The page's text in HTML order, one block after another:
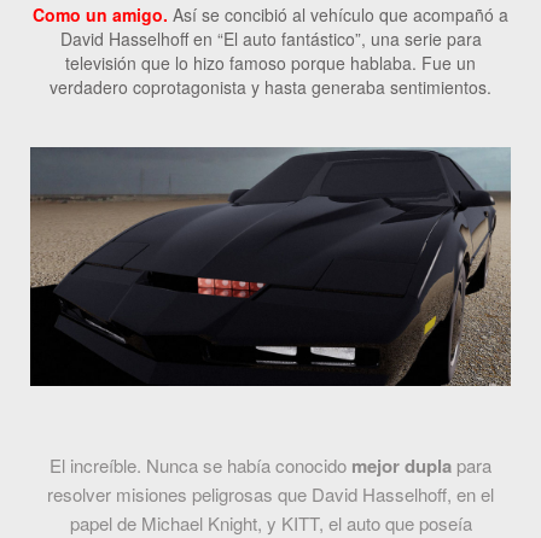
Como un amigo. Así se concibió al vehículo que acompañó a
David Hasselhoff en “El auto fantástico”, una serie para
televisión que lo hizo famoso porque hablaba. Fue un
verdadero coprotagonista y hasta generaba sentimientos.
El increíble. Nunca se había conocido mejor dupla para
resolver misiones peligrosas que David Hasselhoff, en el
papel de Michael Knight, y KITT, el auto que poseía